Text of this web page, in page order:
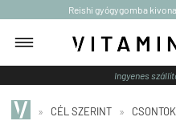
Reishi gyógygomba
Ingyenes
» CÉL SZERINT »